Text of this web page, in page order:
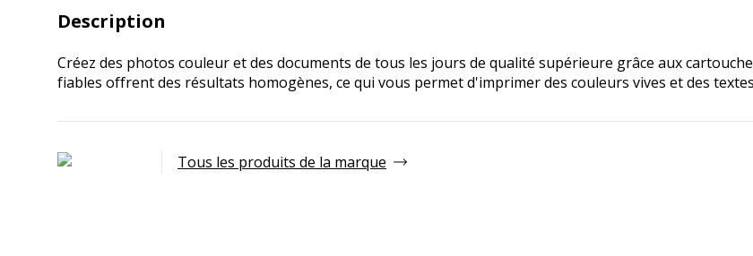
Description
Créez des photos couleur et des documents de tous les jours de qualité supérieure grâce aux
fiables offrent des résultats homogènes, ce qui vous permet d'imprimer des couleurs vives et des
Tous les produits de la marque